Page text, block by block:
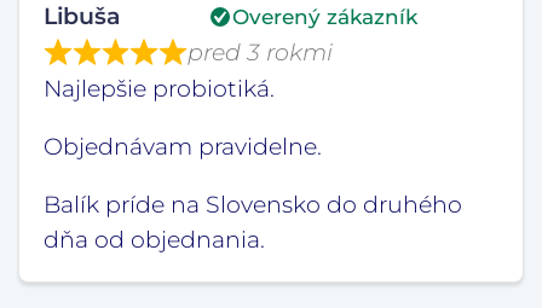
pred 3 rokmi
Najlepšie probiotiká.
Objednávam pravidelne.
Balík príde na Slovensko do druhého
dňa od objednania.
Libuša Overený zákazník